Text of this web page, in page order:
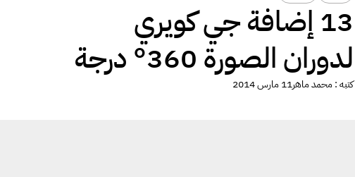
13 إضافة جي كويري
لدوران الصورة 360° درجة
كتبه :محمد ماهر11 مارس 2014